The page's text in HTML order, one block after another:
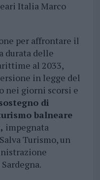
Italia Marco
per affrontare il
durata delle
al 2033,
in legge del
nei giorni scorsi e
di
balneare
impegnata
Turismo, un